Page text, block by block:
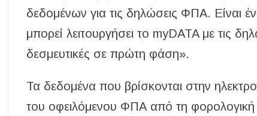
δεδομένων για τις δηλώσεις ΦΠΑ. Είναι
μπορεί λειτουργήσει το myDATA με τις
δεσμευτικές σε πρώτη φάση».
Τα δεδομένα που βρίσκονται στην
του οφειλόμενου ΦΠΑ από τη φορολογική